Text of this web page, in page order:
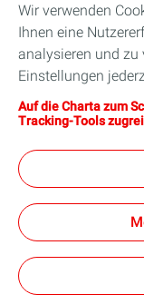
Unsere
Unsere
Nützliche Links
Unsere
Wir verwenden
Ihnen eine
analysieren und zu
Einstellungen
Schaltfläche
Anklicken der
„Ablehnen“ werden
Funktionieren der
Cookies
der Seite „Charta
Auf die Charta zum
Tracking-Tools